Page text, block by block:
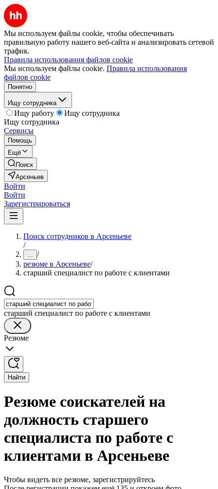
Мы используем файлы cookie, чтобы обеспечивать
правильную работу нашего веб-сайта и анализировать сетевой
трафик.
Правила использования файлов cookie
Мы используем файлы cookie. Правила использования
файлов cookie
Понятно
Ищу сотрудника
Ищу работу
Ищу сотрудника
Ищу сотрудника
Сервисы
Помощь
Ещё
Поиск
Арсеньев
Войти
Войти
Зарегистрироваться
Поиск сотрудников в Арсеньеве
/
... /
резюме в Арсеньеве/
старший специалист по работе с клиентами
старший специалист по работе с клиентами
Резюме
Найти
Резюме соискателей на
должность старшего
специалиста по работе с
клиентами в Арсеньеве
Чтобы видеть все резюме, зарегистрируйтесь